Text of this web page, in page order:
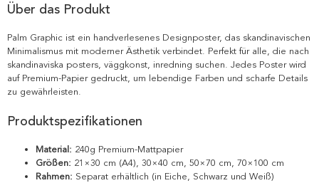
Über das Produkt
Palm Graphic ist ein handverlesenes Designposter, das skandinavischen
Minimalismus mit moderner Ästhetik verbindet. Perfekt für alle, die nach
skandinaviska posters, väggkonst, inredning suchen. Jedes Poster wird
auf Premium-Papier gedruckt, um lebendige Farben und scharfe Details
zu gewährleisten.
Produktspezifikationen
Material: 240g Premium-Mattpapier
Größen: 21×30 cm (A4), 30×40 cm, 50×70 cm, 70×100 cm
Rahmen: Separat erhältlich (in Eiche, Schwarz und Weiß)